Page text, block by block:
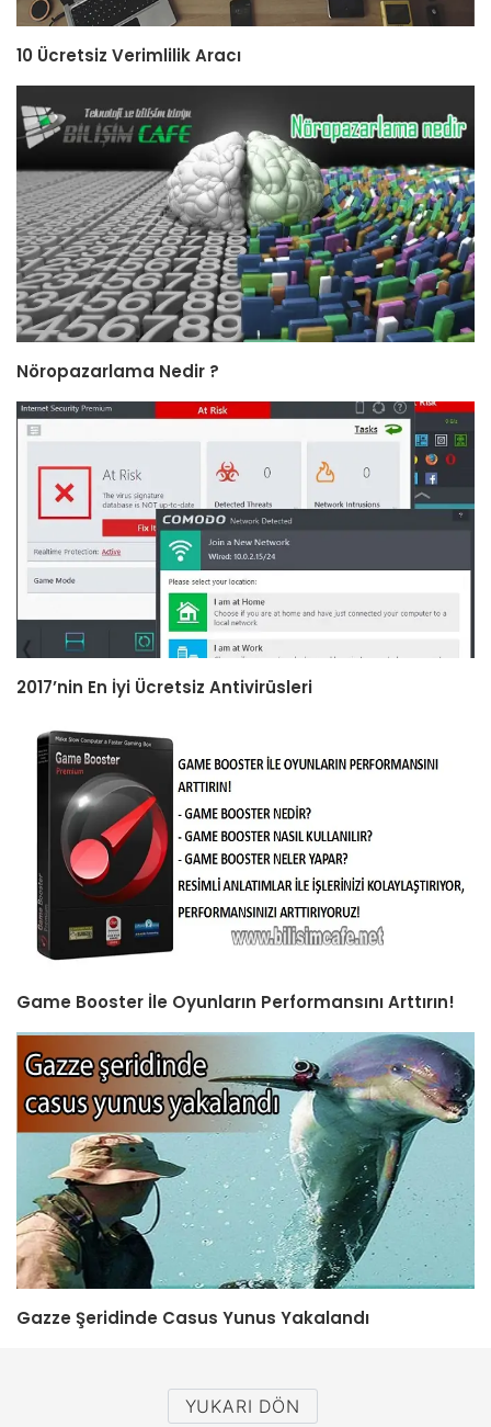
10 Ücretsiz Verimlilik Aracı
Nöropazarlama Nedir ?
2017’nin En İyi Ücretsiz Antivirüsleri
Game Booster İle Oyunların Performansını Arttırın!
Gazze Şeridinde Casus Yunus Yakalandı
YUKARI DÖN